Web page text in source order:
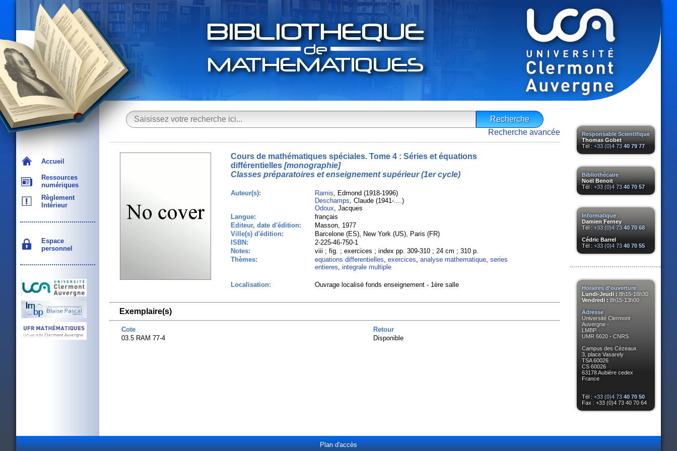
Accueil
Ressources
numériques
Règlement
Intérieur
Espace
personnel
Responsable Scientifique
Thomas Gobet
Tél : +33 (0)4 73 40 79 77
Bibliothécaire
Noël Benoit
Tél : +33 (0)4 73 40 70 57
Informatique
Damien Ferney
Tél : +33 (0)4 73 40 70 68
Cédric Barrel
Tél : +33 (0)4 73 40 70 55
Horaires d'ouverture
Lundi-Jeudi : 8h15-16h30
Vendredi : 8h15-13h00
Adresse
Université Clermont
Auvergne -
LMBP
UMR 6620 - CNRS
Campus des Cézeaux
3, place Vasarely
TSA 60026
CS 60026
63178 Aubière cedex
France
Tél : +33 (0)4 73 40 70 50
Fax : +33 (0)4 73 40 70 64
Recherche avancée
Cours de mathématiques spéciales. Tome 4 : Séries et équations
différentielles[monographie]
Classes préparatoires et enseignement supérieur (1er cycle)
Auteur(s): Ramis, Edmond (1918-1996)
Deschamps, Claude (1941-....)
Odoux, Jacques
Langue:
français
Editeur, date d'édition:
Masson, 1977
Ville(s) d'édition:
Barcelone (ES), New York (US), Paris (FR)
ISBN:
2-225-46-750-1
Notes:
viii ; fig. ; exercices ; index pp. 309-310 ; 24 cm ; 310 p.
Thèmes:
equations differentielles, exercices, analyse mathematique, series
entieres, integrale multiple
Localisation: Ouvrage localisé fonds enseignement - 1ère salle
Exemplaire(s)
Cote
Retour
03.5 RAM 77-4
Disponible
Plan d'accès